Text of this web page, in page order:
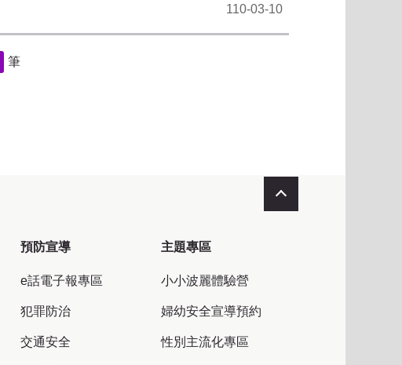
110-03-10
筆
預防宣導
e話電子報專區
犯罪防治
交通安全
主題專區
小小波麗體驗營
婦幼安全宣導預約
性別主流化專區